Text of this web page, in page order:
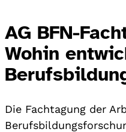
AG BFN-
Wohin
Die Fachtagung der